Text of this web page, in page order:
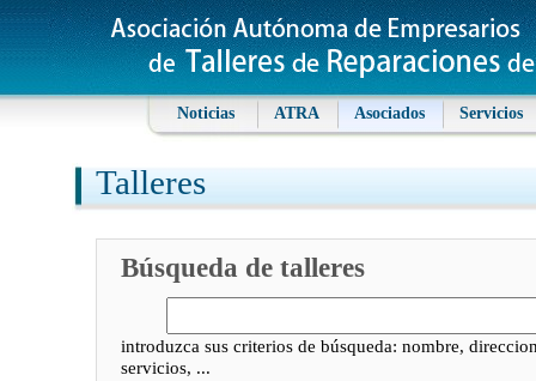
Noticias ATRA Asociados Servicios
Talleres
Búsqueda de talleres
introduzca sus criterios de búsqueda: nombre,
servicios, ...